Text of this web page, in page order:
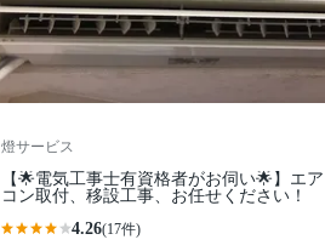
燈サービス
【🌟電気工事士有資格者がお伺い🌟】エア
コン取付、移設工事、お任せください！
4.26(17件)